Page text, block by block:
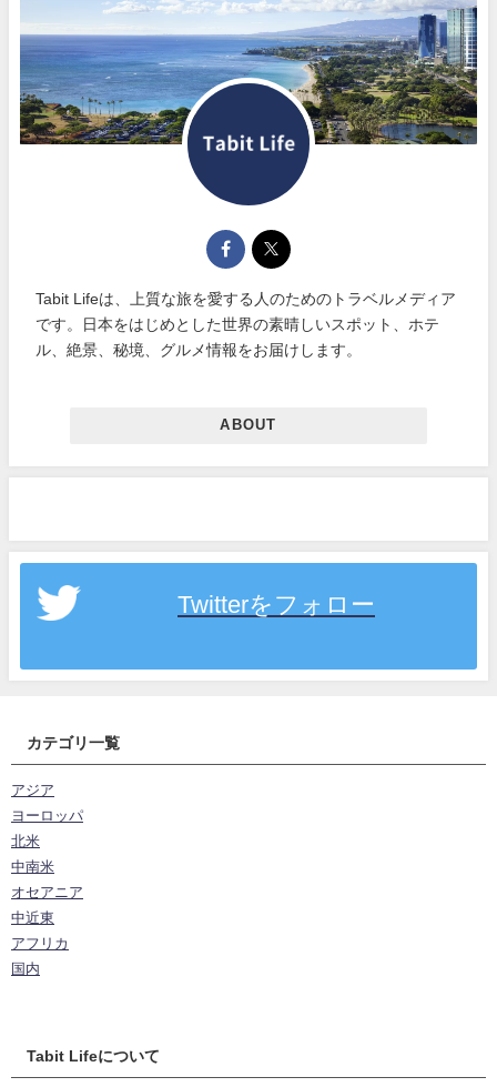
Tabit Lifeは、上質な旅を愛する人のためのトラベルメディア
です。日本をはじめとした世界の素晴しいスポット、ホテ
ル、絶景、秘境、グルメ情報をお届けします。
ABOUT
Twitterをフォロー
カテゴリ一覧
アジア
ヨーロッパ
北米
中南米
オセアニア
中近東
アフリカ
国内
Tabit Lifeについて